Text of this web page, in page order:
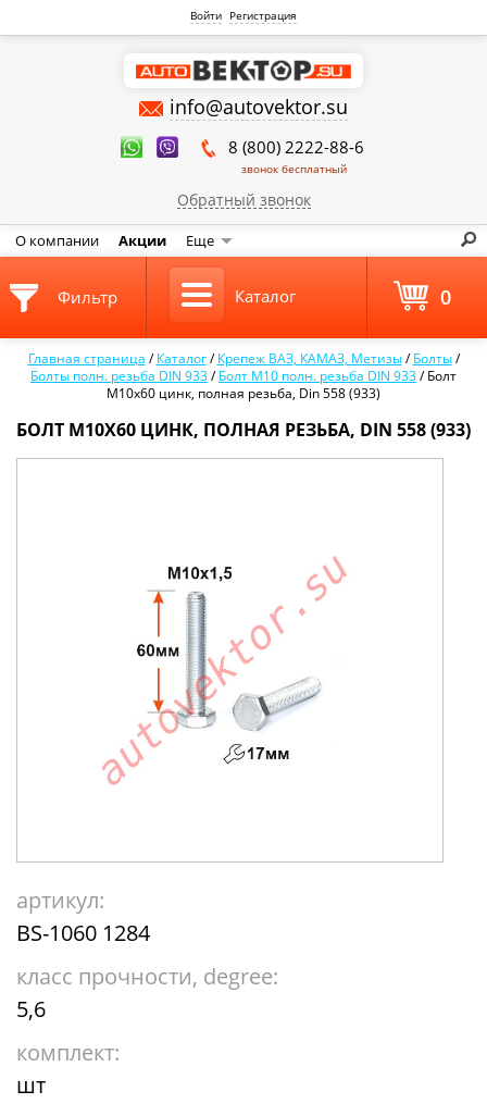
Войти Регистрация
info@autovektor.su
8 (800) 2222-88-6
звонок бесплатный
Обратный звонок
О компании Акции Еще
Главная страница /Каталог /Крепеж ВАЗ, КАМАЗ, Метизы /Болты /
Болты полн. резьба DIN 933/Болт М10 полн. резьба DIN 933/Болт
М10х60 цинк, полная резьба, Din 558 (933)
БОЛТ М10Х60 ЦИНК, ПОЛНАЯ РЕЗЬБА, DIN 558 (933)
артикул:
BS-1060 1284
класс прочности, degree:
5,6
комплект:
шт
Фильтр Каталог 0